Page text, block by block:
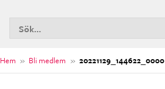
Hem » Bli medlem » 20221129_144622_0000